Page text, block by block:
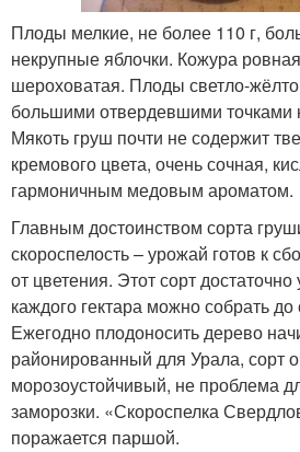
Плоды мелкие, не более 110 г,
некрупные яблочки. Кожура
шероховатая. Плоды светло-
большими отвердевшими точками
Мякоть груш почти не содержит
кремового цвета, очень сочная,
гармоничным медовым ароматом.
Главным достоинством сорта
скороспелость – урожай готов к
от цветения. Этот сорт
каждого гектара можно собрать
Ежегодно плодоносить дерево
районированный для Урала, сорт
морозоустойчивый, не проблема
заморозки. «Скороспелка
поражается паршой.